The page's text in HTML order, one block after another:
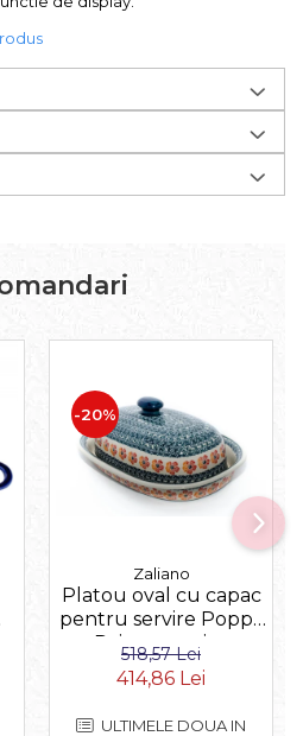
-20%
Zaliano
Platou oval cu capac
pentru servire Poppy
Rain, ceramica
smaltuita, pictat
manual, 13,5 x 39,5 cm
518,57 Lei
414,86 Lei
ULTIMELE DOUA IN